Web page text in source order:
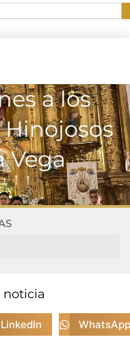
a los
Hinojosos
Vega
noticia
LinkedIn WhatsApp